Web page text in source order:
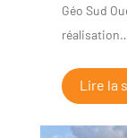
Géo Sud
Lire la